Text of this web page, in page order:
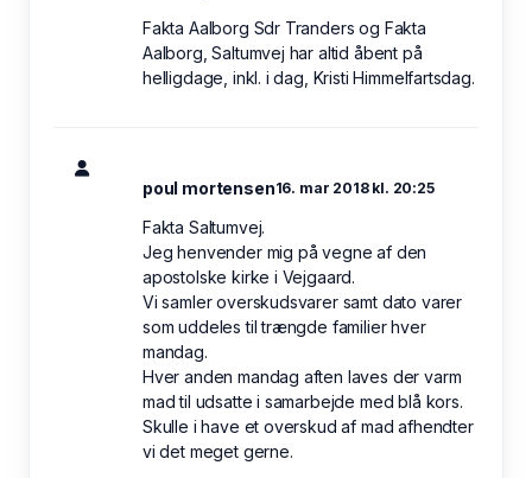
Fakta Aalborg Sdr Tranders og Fakta
Aalborg, Saltumvej har altid åbent på
helligdage, inkl. i dag, Kristi Himmelfartsdag.
poul mortensen16. mar 2018 kl. 20:25
Fakta Saltumvej.
Jeg henvender mig på vegne af den
apostolske kirke i Vejgaard.
Vi samler overskudsvarer samt dato varer
som uddeles til trængde familier hver
mandag.
Hver anden mandag aften laves der varm
mad til udsatte i samarbejde med blå kors.
Skulle i have et overskud af mad afhendter
vi det meget gerne.